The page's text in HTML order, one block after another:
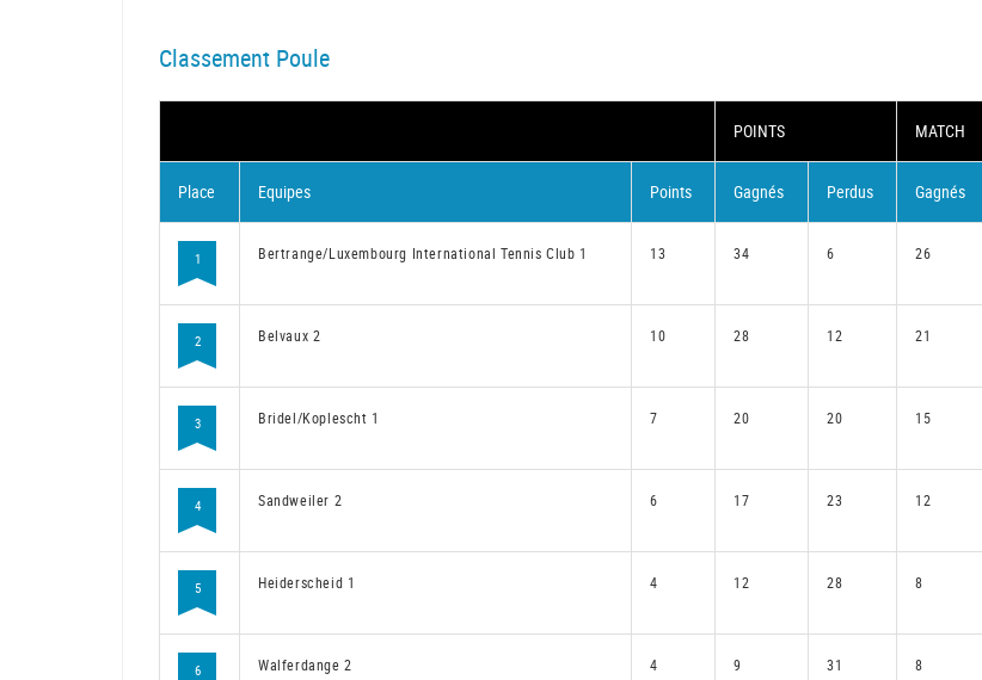
Classement Poule
POINTS MATCH
Place Equipes Points Gagnés Perdus Gagnés
1 Bertrange/Luxembourg International Tennis Club 1 13 34 6 26
2 Belvaux 2 10 28 12 21
3 Bridel/Koplescht 1 7 20 20 15
4 Sandweiler 2 6 17 23 12
5 Heiderscheid 1 4 12 28 8
6 Walferdange 2 4 9 31 8